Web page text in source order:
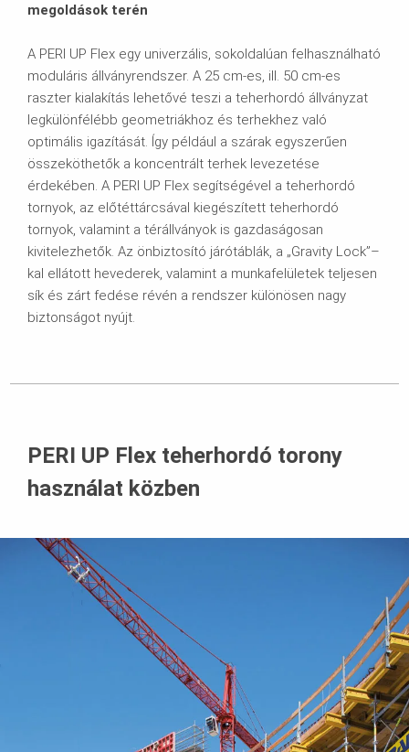
megoldások terén
A PERI UP Flex egy univerzális, sokoldalúan felhasználható
moduláris állványrendszer. A 25 cm-es, ill. 50 cm-es
raszter kialakítás lehetővé teszi a teherhordó állványzat
legkülönfélébb geometriákhoz és terhekhez való
optimális igazítását. Így például a szárak egyszerűen
összeköthetők a koncentrált terhek levezetése
érdekében. A PERI UP Flex segítségével a teherhordó
tornyok, az előtéttárcsával kiegészített teherhordó
tornyok, valamint a térállványok is gazdaságosan
kivitelezhetők. Az önbiztosító járótáblák, a „Gravity Lock”–
kal ellátott hevederek, valamint a munkafelületek teljesen
sík és zárt fedése révén a rendszer különösen nagy
biztonságot nyújt.
PERI UP Flex teherhordó torony
használat közben